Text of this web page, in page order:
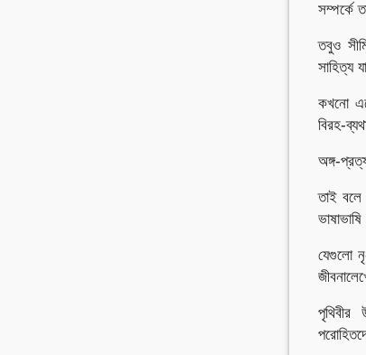
সম্পর্কে
তবুও
সাহিত্য
কখনো
বিরহ-
অঙ্গ-
তাই বলে
যেগুলো